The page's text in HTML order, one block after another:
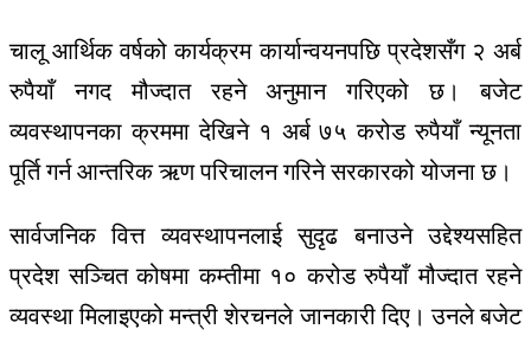
चालू आर्थिक वर्षको कार्यक्रम कार्यान्वयनपछि प्रदेशसँग २ अर्ब
रुपैयाँ नगद मौज्दात रहने अनुमान गरिएको छ। बजेट
व्यवस्थापनका क्रममा देखिने १ अर्ब ७५ करोड रुपैयाँ न्यूनता
पूर्ति गर्न आन्तरिक ऋण परिचालन गरिने सरकारको योजना छ।
सार्वजनिक वित्त व्यवस्थापनलाई सुदृढ बनाउने उद्देश्यसहित
प्रदेश सञ्चित कोषमा कम्तीमा १० करोड रुपैयाँ मौज्दात रहने
व्यवस्था मिलाइएको मन्त्री शेरचनले जानकारी दिए। उनले बजेट